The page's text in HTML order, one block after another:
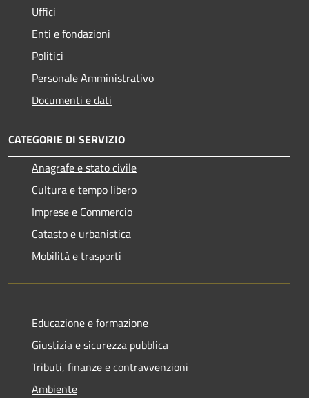
Uffici
Enti e fondazioni
Politici
Personale Amministrativo
Documenti e dati
CATEGORIE DI SERVIZIO
Anagrafe e stato civile
Cultura e tempo libero
Imprese e Commercio
Catasto e urbanistica
Mobilità e trasporti
Educazione e formazione
Giustizia e sicurezza pubblica
Tributi, finanze e contravvenzioni
Ambiente